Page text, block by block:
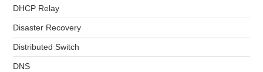
DHCP Relay
Disaster Recovery
Distributed Switch
DNS